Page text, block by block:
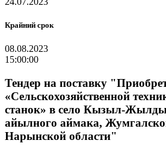
Крайний срок
08.08.2023
15:00:00
Тендер на поставку
«Сельскохозяйственной
станок» в село Кызыл-
айылного аймака,
Нарынской области"